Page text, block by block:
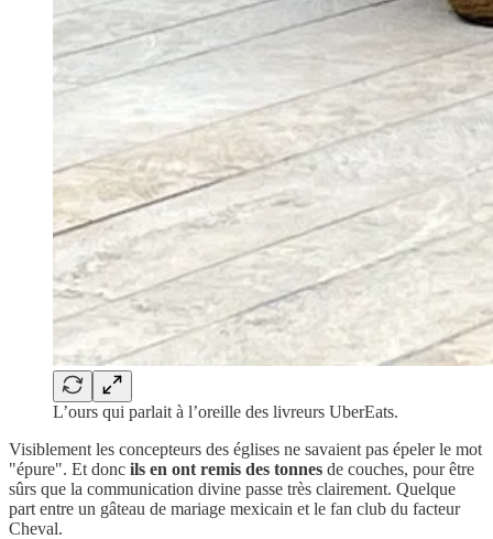
L’ours qui parlait à l’oreille des livreurs UberEats.
Visiblement les concepteurs des églises ne savaient pas épeler le mot
"épure". Et donc ils en ont remis des tonnes de couches, pour être
sûrs que la communication divine passe très clairement. Quelque
part entre un gâteau de mariage mexicain et le fan club du facteur
Cheval.